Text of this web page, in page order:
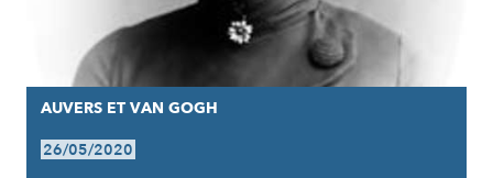
AUVERS ET VAN GOGH
26/05/2020